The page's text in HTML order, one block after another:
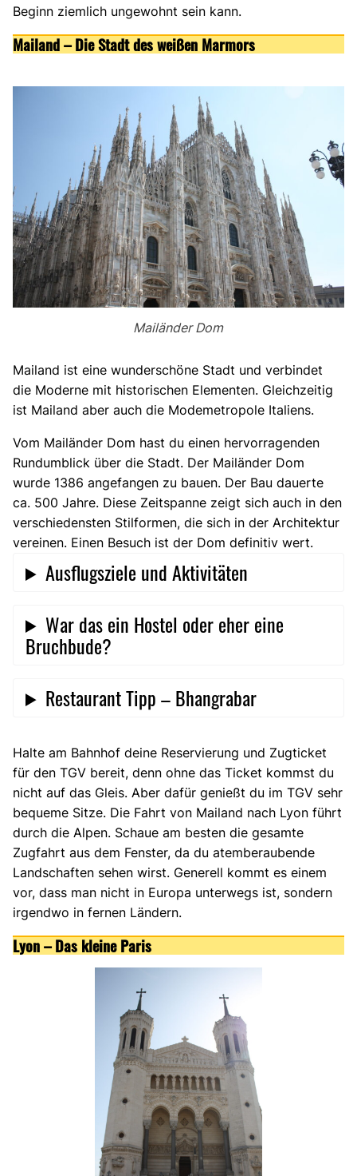
Beginn ziemlich ungewohnt sein kann.
Mailand – Die Stadt des weißen Marmors
Mailänder Dom
Mailand ist eine wunderschöne Stadt und verbindet
die Moderne mit historischen Elementen. Gleichzeitig
ist Mailand aber auch die Modemetropole Italiens.
Vom Mailänder Dom hast du einen hervorragenden
Rundumblick über die Stadt. Der Mailänder Dom
wurde 1386 angefangen zu bauen. Der Bau dauerte
ca. 500 Jahre. Diese Zeitspanne zeigt sich auch in den
verschiedensten Stilformen, die sich in der Architektur
vereinen. Einen Besuch ist der Dom definitiv wert.
Ausflugsziele und Aktivitäten
War das ein Hostel oder eher eine
Bruchbude?
Restaurant Tipp – Bhangrabar
Halte am Bahnhof deine Reservierung und Zugticket
für den TGV bereit, denn ohne das Ticket kommst du
nicht auf das Gleis. Aber dafür genießt du im TGV sehr
bequeme Sitze. Die Fahrt von Mailand nach Lyon führt
durch die Alpen. Schaue am besten die gesamte
Zugfahrt aus dem Fenster, da du atemberaubende
Landschaften sehen wirst. Generell kommt es einem
vor, dass man nicht in Europa unterwegs ist, sondern
irgendwo in fernen Ländern.
Lyon – Das kleine Paris